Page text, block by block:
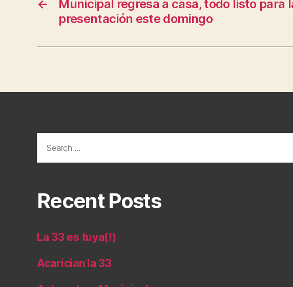
←
Municipal regresa a casa, todo listo para
presentación este domingo
for:
Recent Posts
La 33 es tuya(!)
Acarician la 33